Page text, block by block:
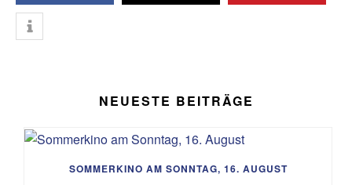
NEUESTE BEITRÄGE
SOMMERKINO AM SONNTAG, 16. AUGUST